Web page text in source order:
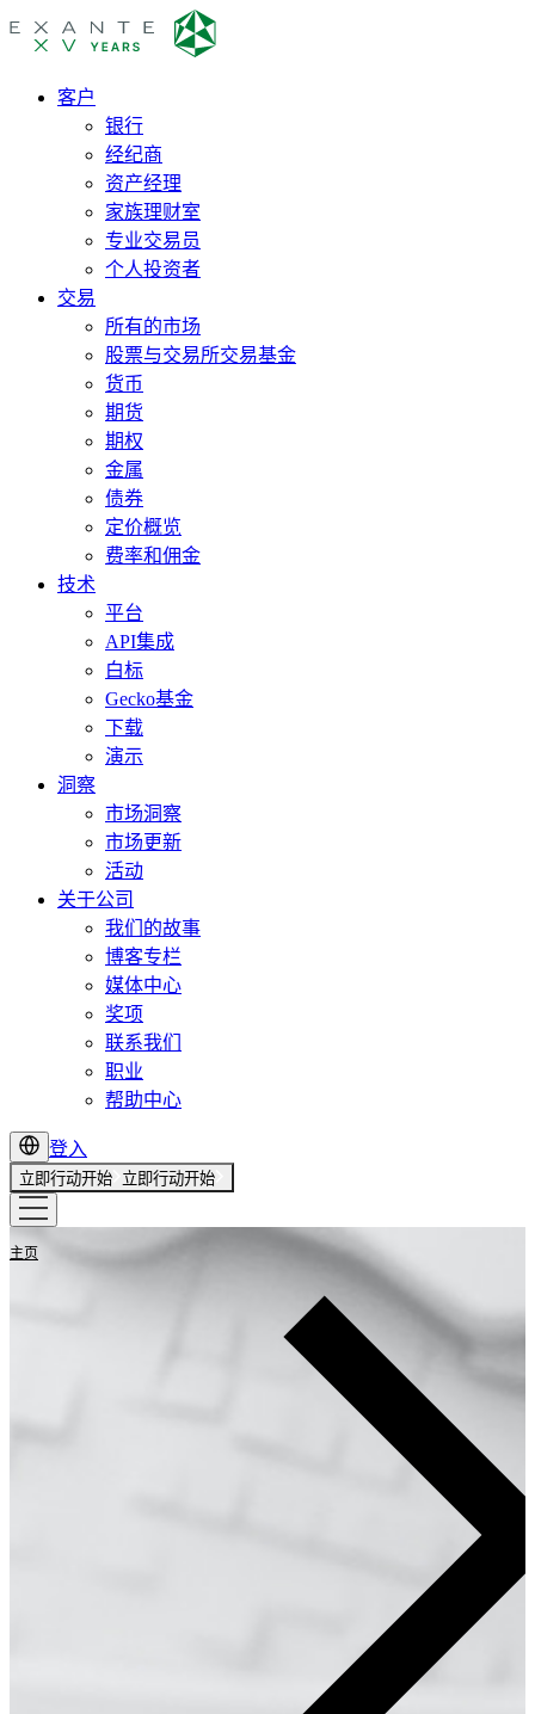
客户
银行
经纪商
资产经理
家族理财室
专业交易员
个人投资者
交易
所有的市场
股票与交易所交易基金
货币
期货
期权
金属
债券
定价概览
费率和佣金
技术
平台
API集成
白标
Gecko基金
下载
演示
洞察
市场洞察
市场更新
活动
关于公司
我们的故事
博客专栏
媒体中心
奖项
联系我们
职业
帮助中心
登入
立即行动开始 立即行动开始
主页